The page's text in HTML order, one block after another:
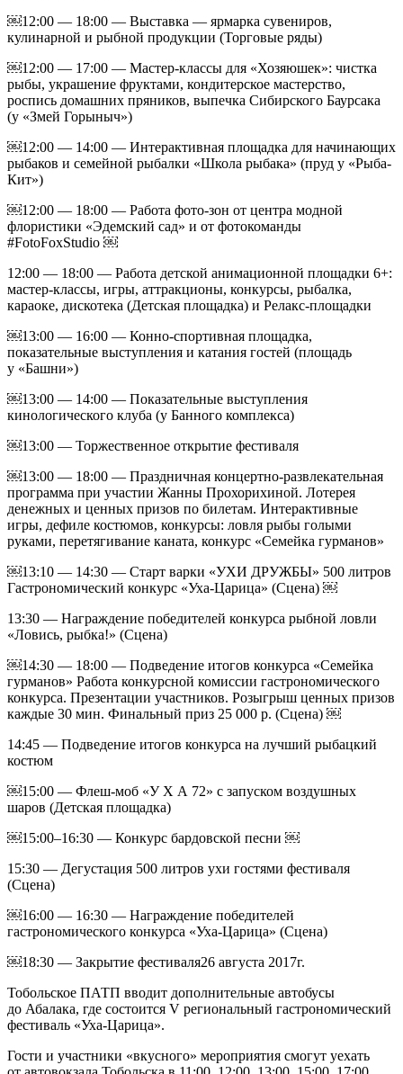
￼12:00 — 18:00 — Выставка — ярмарка сувениров,
кулинарной и рыбной продукции (Торговые ряды)
￼12:00 — 17:00 — Мастер-классы для «Хозяюшек»: чистка
рыбы, украшение фруктами, кондитерское мастерство,
роспись домашних пряников, выпечка Сибирского Баурсака
(у «Змей Горыныч»)
￼12:00 — 14:00 — Интерактивная площадка для начинающих
рыбаков и семейной рыбалки «Школа рыбака» (пруд у «Рыба-
Кит»)
￼12:00 — 18:00 — Работа фото-зон от центра модной
флористики «Эдемский сад» и от фотокоманды
#FotoFoxStudio ￼
12:00 — 18:00 — Работа детской анимационной площадки 6+:
мастер-классы, игры, аттракционы, конкурсы, рыбалка,
караоке, дискотека (Детская площадка) и Релакс-площадки
￼13:00 — 16:00 — Конно-спортивная площадка,
показательные выступления и катания гостей (площадь
у «Башни»)
￼13:00 — 14:00 — Показательные выступления
кинологического клуба (у Банного комплекса)
￼13:00 — Торжественное открытие фестиваля
￼13:00 — 18:00 — Праздничная концертно-развлекательная
программа при участии Жанны Прохорихиной. Лотерея
денежных и ценных призов по билетам. Интерактивные
игры, дефиле костюмов, конкурсы: ловля рыбы голыми
руками, перетягивание каната, конкурс «Семейка гурманов»
￼13:10 — 14:30 — Старт варки «УХИ ДРУЖБЫ» 500 литров
Гастрономический конкурс «Уха-Царица» (Сцена) ￼
13:30 — Награждение победителей конкурса рыбной ловли
«Ловись, рыбка!» (Сцена)
￼14:30 — 18:00 — Подведение итогов конкурса «Семейка
гурманов» Работа конкурсной комиссии гастрономического
конкурса. Презентации участников. Розыгрыш ценных призов
каждые 30 мин. Финальный приз 25 000 р. (Сцена) ￼
14:45 — Подведение итогов конкурса на лучший рыбацкий
костюм
￼15:00 — Флеш-моб «У Х А 72» с запуском воздушных
шаров (Детская площадка)
￼15:00–16:30 — Конкурс бардовской песни ￼
15:30 — Дегустация 500 литров ухи гостями фестиваля
(Сцена)
￼16:00 — 16:30 — Награждение победителей
гастрономического конкурса «Уха-Царица» (Сцена)
￼18:30 — Закрытие фестиваля26 августа 2017г.
Тобольское ПАТП вводит дополнительные автобусы
до Абалака, где состоится V региональный гастрономический
фестиваль «Уха-Царица».
Гости и участники «вкусного» мероприятия смогут уехать